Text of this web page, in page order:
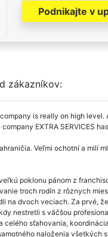
Podnikajte v
zákazníkov:
is really on high
EXTRA SERVICES
Veľmi ochotní a milí
poklonu pánom z
troch rodín z rôznych
na dvoch veciach. Za prvé,
nestretli s väčšou
celého sťahovania,
naloženia